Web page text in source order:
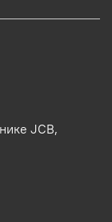
JCB,